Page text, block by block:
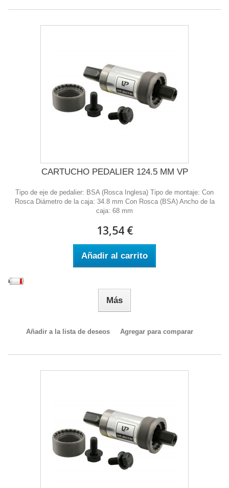
CARTUCHO PEDALIER 124.5 MM VP
Tipo de eje de pedalier: BSA (Rosca Inglesa) Tipo de montaje: Con
Rosca Diámetro de la caja: 34.8 mm Con Rosca (BSA) Ancho de la
caja: 68 mm
13,54 €
Añadir al carrito
Más
Añadir a la lista de deseos Agregar para comparar